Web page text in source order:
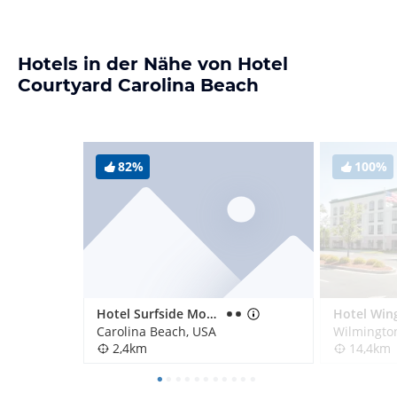
Hotels in der Nähe von Hotel
Courtyard Carolina Beach
82%
Hotel Surfside Motor Lodge
Carolina Beach, USA
2,4km
100%
14,4km